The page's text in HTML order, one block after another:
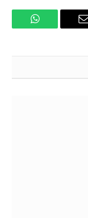
البريد
واتساب